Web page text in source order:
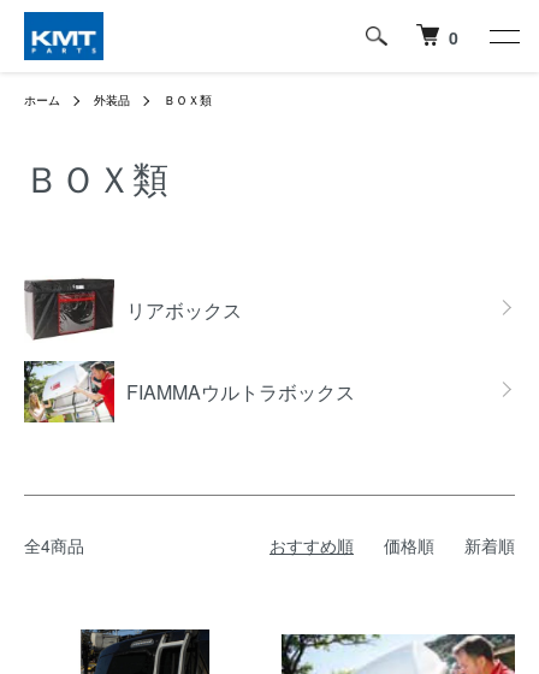
0
ホーム 外装品 ＢＯＸ類
ＢＯＸ類
リアボックス
FIAMMAウルトラボックス
全4商品 おすすめ順 価格順 新着順